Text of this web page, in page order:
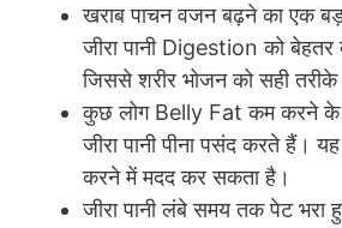
खराब पाचन वजन बढ़ने का एक
जीरा पानी Digestion को बेहतर
जिससे शरीर भोजन को सही तरीके
कुछ लोग Belly Fat कम करने के
जीरा पानी पीना पसंद करते हैं।
करने में मदद कर सकता है।
जीरा पानी लंबे समय तक पेट